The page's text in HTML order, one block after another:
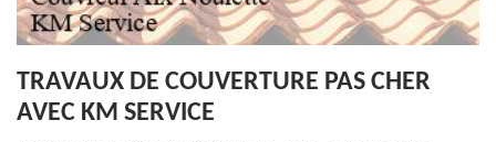
TRAVAUX DE COUVERTURE PAS CHER
AVEC KM SERVICE